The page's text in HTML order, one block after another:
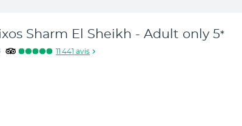
Sharm El Sheikh - Adult only 5*
11 441 avis